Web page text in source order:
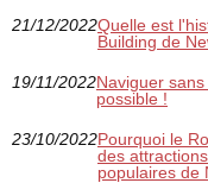
21/12/2022Quelle est
Building de
19/11/2022Naviguer
possible !
23/10/2022Pourquoi le
des
populaires de